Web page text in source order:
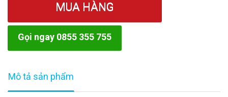
MUA HÀNG
Gọi ngay 0855 355 755
Mô tả sản phẩm